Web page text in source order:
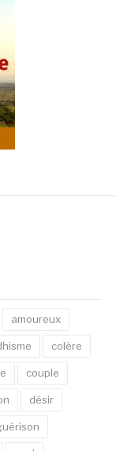
amoureux
colère
couple
désir